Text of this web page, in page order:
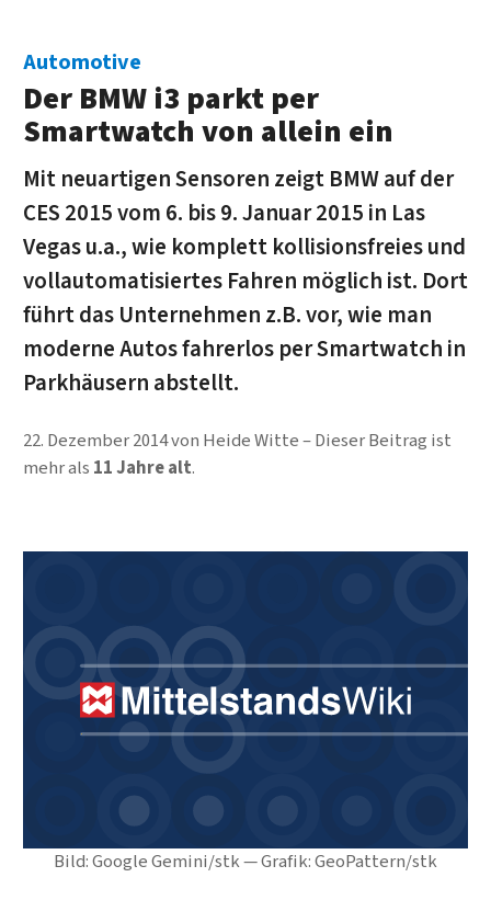
Bild: Google Gemini/stk — Grafik: GeoPattern/stk
Automotive
Der BMW i3 parkt per
Smartwatch von allein ein
Mit neuartigen Sensoren zeigt BMW auf der
CES 2015 vom 6. bis 9. Januar 2015 in Las
Vegas u.a., wie komplett kollisionsfreies und
vollautomatisiertes Fahren möglich ist. Dort
führt das Unternehmen z.B. vor, wie man
moderne Autos fahrerlos per Smartwatch in
Parkhäusern abstellt.
22. Dezember 2014von Heide Witte
Dieser Beitrag ist
mehr als 11 Jahre alt.